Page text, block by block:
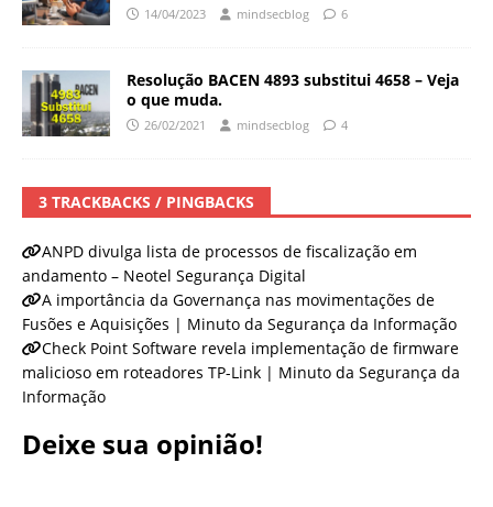
14/04/2023 mindsecblog 6
Resolução BACEN 4893 substitui 4658 – Veja
o que muda.
26/02/2021 mindsecblog 4
3 TRACKBACKS / PINGBACKS
ANPD divulga lista de processos de fiscalização em
andamento – Neotel Segurança Digital
A importância da Governança nas movimentações de
Fusões e Aquisições | Minuto da Segurança da Informação
Check Point Software revela implementação de firmware
malicioso em roteadores TP-Link | Minuto da Segurança da
Informação
Deixe sua opinião!